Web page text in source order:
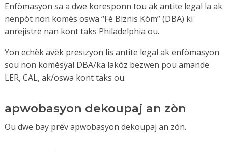
Enfòmasyon sa a dwe koresponn tou ak antite legal la ak
nenpòt non komès oswa “Fè Biznis Kòm” (DBA) ki
anrejistre nan kont taks Philadelphia ou.
Yon echèk avèk presizyon lis antite legal ak enfòmasyon
sou non komèsyal DBA/ka lakòz bezwen pou amande
LER, CAL, ak/oswa kont taks ou.
apwobasyon dekoupaj an zòn
Ou dwe bay prèv apwobasyon dekoupaj an zòn.